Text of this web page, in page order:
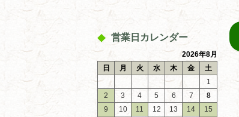
営業日カレンダー
2026年8月
日
月 火 水 木 金
土
1
2
3 4 5 6 7
8
9
10 11 12 13 14
15